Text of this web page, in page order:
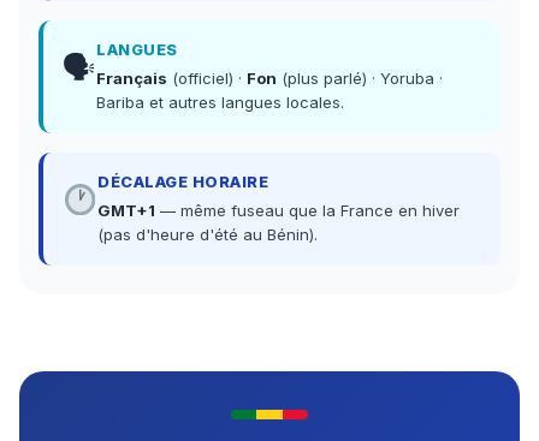
🗣LANGUES
Français (officiel) · Fon (plus parlé) · Yoruba ·
Bariba et autres langues locales.
DÉCALAGE HORAIRE
GMT+1 — même fuseau que la France en hiver
(pas d'heure d'été au Bénin).